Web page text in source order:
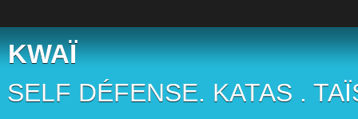
KWAÏ
DÉFENSE. KATAS .